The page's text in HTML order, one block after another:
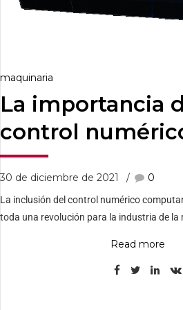
maquinaria
La importancia
control
30 de diciembre de 2021 0
La inclusión del control numérico
toda una revolución para la industria de la
Read more